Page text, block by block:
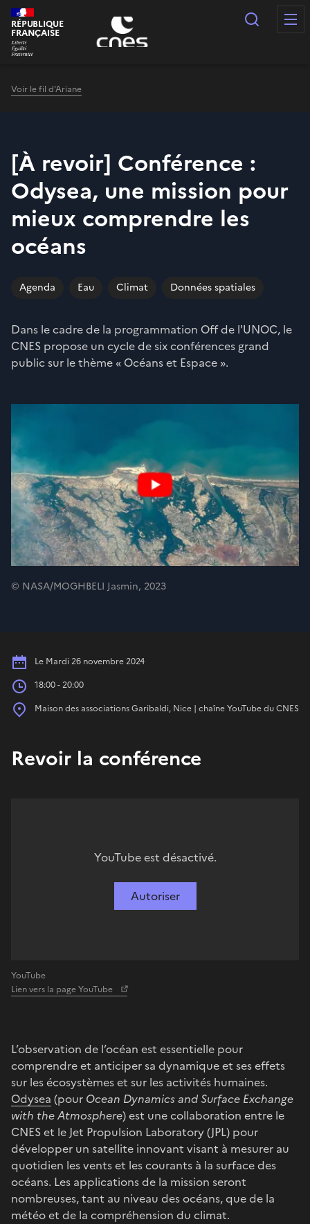
Panneau de gestion des cookies
RÉPUBLIQUE
FRANÇAISE
Voir le fil d'Ariane
[À revoir] Conférence :
Odysea, une mission pour
mieux comprendre les
océans
Agenda Eau Climat Données spatiales
Dans le cadre de la programmation Off de l'UNOC, le
CNES propose un cycle de six conférences grand
public sur le thème « Océans et Espace ».
© NASA/MOGHBELI Jasmin, 2023
Date
Le Mardi 26 novembre 2024
Heures18:00 - 20:00
Place
Maison des associations Garibaldi, Nice | chaîne YouTube du CNES
Revoir la conférence
YouTube est désactivé.
Autoriser
YouTube
Lien vers la page YouTube
L’observation de l’océan est essentielle pour
comprendre et anticiper sa dynamique et ses effets
sur les écosystèmes et sur les activités humaines.
Odysea (pour Ocean Dynamics and Surface Exchange
with the Atmosphere) est une collaboration entre le
CNES et le Jet Propulsion Laboratory (JPL) pour
développer un satellite innovant visant à mesurer au
quotidien les vents et les courants à la surface des
océans. Les applications de la mission seront
nombreuses, tant au niveau des océans, que de la
météo et de la compréhension du climat.